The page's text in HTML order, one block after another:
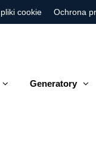
cookie Ochrona
Generatory